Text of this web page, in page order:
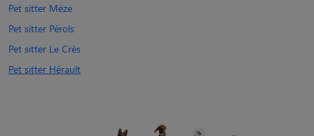
Pet sitter Mèze
Pet sitter Pérols
Pet sitter Le Crès
Pet sitter Hérault